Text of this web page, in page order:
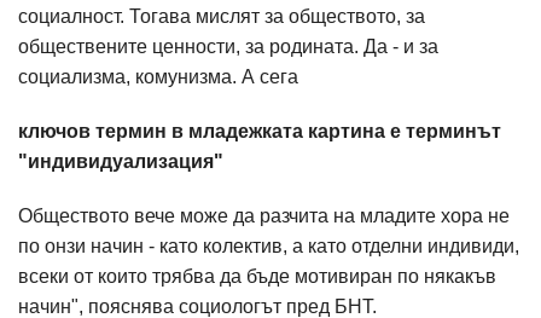
социалност. Тогава мислят за обществото, за
обществените ценности, за родината. Да - и за
социализма, комунизма. А сега
ключов термин в младежката картина е терминът
"индивидуализация"
Обществото вече може да разчита на младите хора не
по онзи начин - като колектив, а като отделни индивиди,
всеки от които трябва да бъде мотивиран по някакъв
начин", пояснява социологът пред БНТ.